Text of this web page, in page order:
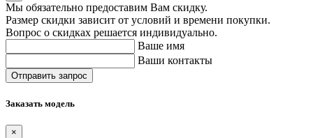
Мы обязательно предоставим Вам скидку.
Размер скидки зависит от условий и времени покупки.
Вопрос о скидках решается индивидуально.
Ваше имя
Ваши контакты
Заказать модель
×